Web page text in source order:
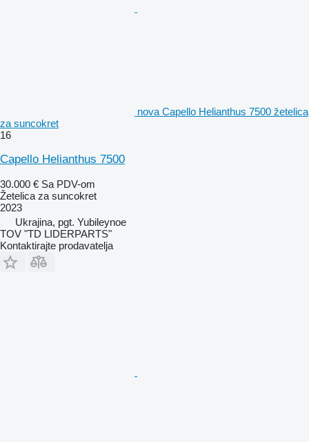
nova Capello Helianthus 7500 žetelica
za suncokret
16
Capello Helianthus 7500
30.000 € Sa PDV-om
Žetelica za suncokret
2023
Ukrajina, pgt. Yubileynoe
TOV "TD LIDERPARTS"
Kontaktirajte prodavatelja